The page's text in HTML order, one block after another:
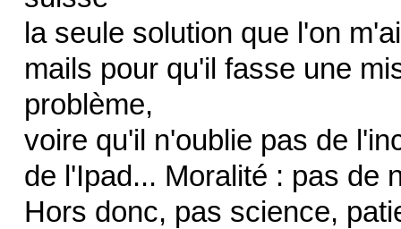
la seule solution que l'on
mails pour qu'il fasse une
problème,
voire qu'il n'oublie pas de
de l'Ipad... Moralité : pas de
Hors donc, pas science,